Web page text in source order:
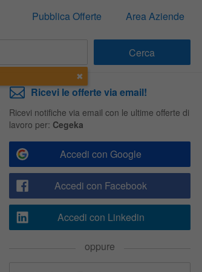
Pubblica Offerte Area Aziende
Ricevi le offerte via email!
Ricevi notifiche via email con le ultime offerte di
lavoro per: Cegeka
Accedi con Google
Accedi con Facebook
Accedi con Linkedin
oppure